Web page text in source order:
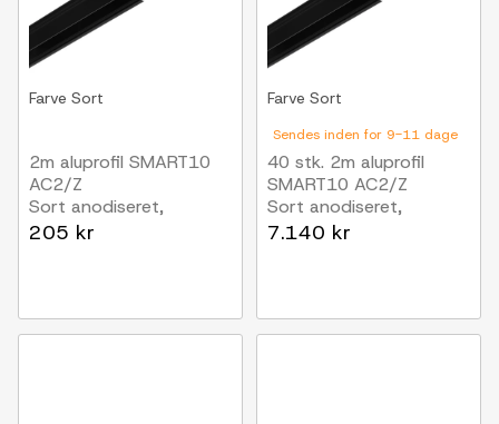
Farve Sort
2m aluprofil SMART10
AC2/Z
Sort anodiseret,
påbygning, LED skinne
205 kr
Sendes inden for 9-11 dage
Farve Sort
40 stk. 2m aluprofil
SMART10 AC2/Z
Sort anodiseret,
påbygning, LED skinne
7.140 kr